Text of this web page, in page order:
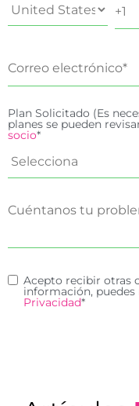
Plan Solicitado (Es
planes se pueden
socio*
Acepto recibir otras
información, puedes
Privacidad*